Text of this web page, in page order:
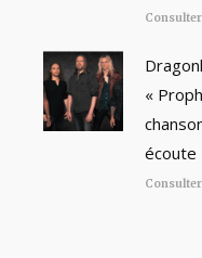
«
écoute